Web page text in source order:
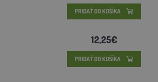
PRIDAŤ DO KOŠÍKA
12,25€
PRIDAŤ DO KOŠÍKA